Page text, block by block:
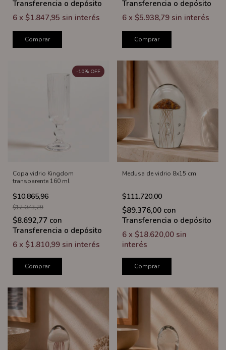
Transferencia o depósito
6 x $1.847,95 sin interés
Comprar
Transferencia o depósito
6 x $5.938,79 sin interés
Comprar
Copa vidrio Kingdom
transparente 160 ml
$10.865,96
-10% OFF
$12.073,29
$8.692,77 con
Transferencia o depósito
6 x $1.810,99 sin interés
Comprar
Medusa de vidrio 8x15 cm
$111.720,00
$89.376,00 con
Transferencia o depósito
6 x $18.620,00 sin
interés
Comprar